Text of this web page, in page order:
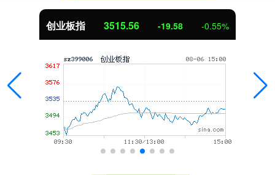
创业板指 3515.56 -19.58 -0.55%